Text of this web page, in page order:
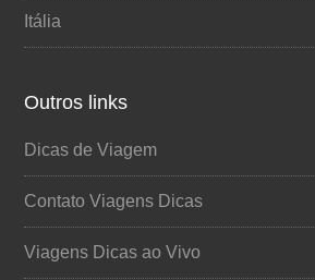
Itália
Outros links
Dicas de Viagem
Contato Viagens Dicas
Viagens Dicas ao Vivo